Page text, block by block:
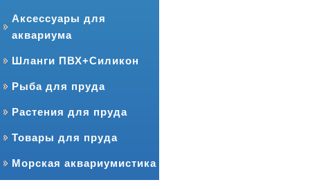
Аксессуары для
аквариума
Шланги ПВХ+Силикон
Рыба для пруда
Растения для пруда
Товары для пруда
Морская аквариумистика